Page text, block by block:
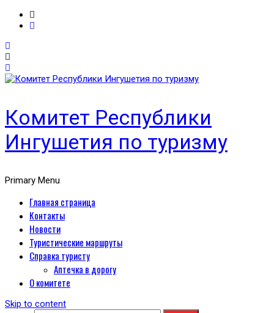
Комитет Республики
Ингушетия по туризму
Primary Menu
Главная страница
Контакты
Новости
Туристические маршруты
Справка туристу
Аптечка в дорогу
О комитете
Skip to content